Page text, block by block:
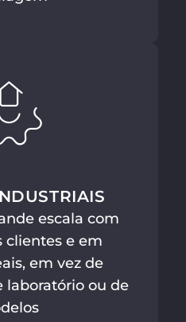
escala com
clientes e em
em vez de
laboratório ou de